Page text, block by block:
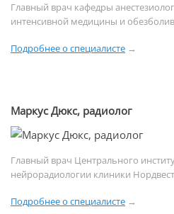
Главный врач кафедры
интенсивной медицины и
Подробнее о специалисте →
Маркус Дюкс, радиолог
Главный врач Центрального
нейрорадиологии клиники
Подробнее о специалисте →